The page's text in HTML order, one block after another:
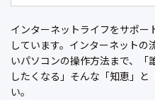
インターネットライフをサポ
しています。インターネットの
いパソコンの操作方法まで、「
したくなる」そんな「知恵」
い。